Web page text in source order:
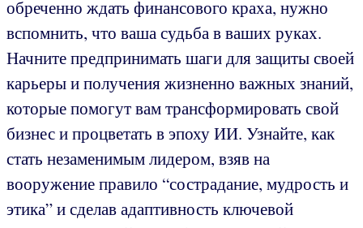
обреченно ждать финансового краха, нужно
вспомнить, что ваша судьба в ваших руках.
Начните предпринимать шаги для защиты своей
карьеры и получения жизненно важных знаний,
которые помогут вам трансформировать свой
бизнес и процветать в эпоху ИИ. Узнайте, как
стать незаменимым лидером, взяв на
вооружение правило “сострадание, мудрость и
этика” и сделав адаптивность ключевой